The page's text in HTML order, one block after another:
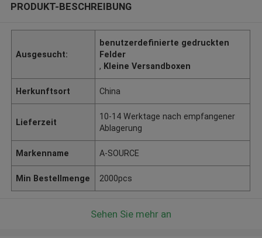
PRODUKT-BESCHREIBUNG
Ausgesucht:
benutzerdefinierte gedruckten
Felder
, Kleine Versandboxen
Herkunftsort China
Lieferzeit
10-14 Werktage nach empfangener
Ablagerung
Markenname A-SOURCE
Min Bestellmenge 2000pcs
Sehen Sie mehr an